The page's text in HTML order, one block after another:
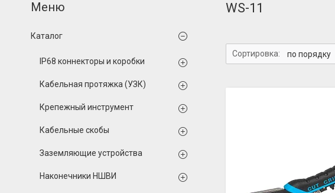
WS-11
Каталог
IP68 коннекторы и коробки
Кабельная протяжка (УЗК)
Крепежный инструмент
Кабельные скобы
Заземляющие устройства
Наконечники НШВИ